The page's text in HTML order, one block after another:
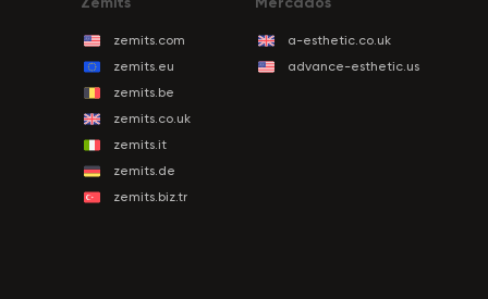
zemits.com
zemits.eu
zemits.be
zemits.co.uk
zemits.it
zemits.de
zemits.biz.tr
a-esthetic.co.uk
advance-esthetic.us